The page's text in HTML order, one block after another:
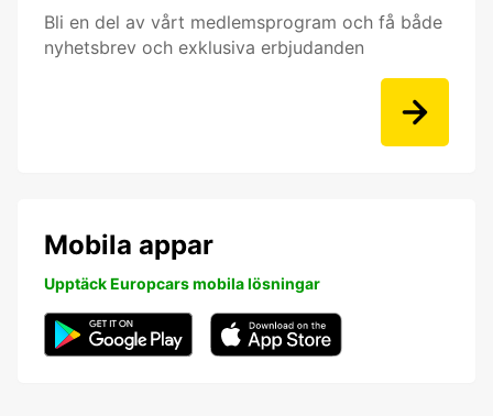
Bli en del av vårt medlemsprogram och få både
nyhetsbrev och exklusiva erbjudanden
Mobila appar
Upptäck Europcars mobila lösningar